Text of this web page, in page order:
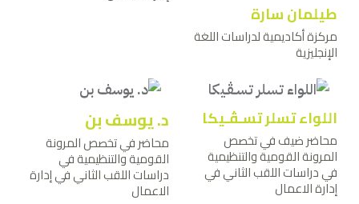
طيلمان سارة
مركزة أكاديمية لدراسات اللغة
الإنجليزية
اللواء تسلر تسـﭭـيكا
محاضر ضيف في تخصص
المرونة القومية والتنظيمية
في دراسات اللقب الثاني في
إدارة الاعمال
د. يوسف بن
محاضر في تخصص المرونة
القومية والتنظيمية في
دراسات اللقب الثاني في إدارة
الاعمال